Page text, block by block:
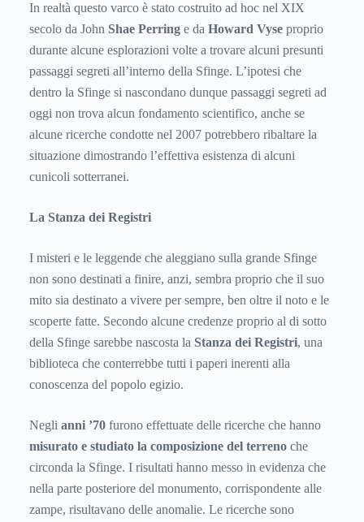
In realtà questo varco è stato costruito ad hoc nel XIX
secolo da John Shae Perring e da Howard Vyse proprio
durante alcune esplorazioni volte a trovare alcuni presunti
passaggi segreti all’interno della Sfinge. L’ipotesi che
dentro la Sfinge si nascondano dunque passaggi segreti ad
oggi non trova alcun fondamento scientifico, anche se
alcune ricerche condotte nel 2007 potrebbero ribaltare la
situazione dimostrando l’effettiva esistenza di alcuni
cunicoli sotterranei.
La Stanza dei Registri
I misteri e le leggende che aleggiano sulla grande Sfinge
non sono destinati a finire, anzi, sembra proprio che il suo
mito sia destinato a vivere per sempre, ben oltre il noto e le
scoperte fatte. Secondo alcune credenze proprio al di sotto
della Sfinge sarebbe nascosta la Stanza dei Registri, una
biblioteca che conterrebbe tutti i paperi inerenti alla
conoscenza del popolo egizio.
Negli anni ’70 furono effettuate delle ricerche che hanno
misurato e studiato la composizione del terreno che
circonda la Sfinge. I risultati hanno messo in evidenza che
nella parte posteriore del monumento, corrispondente alle
zampe, risultavano delle anomalie. Le ricerche sono